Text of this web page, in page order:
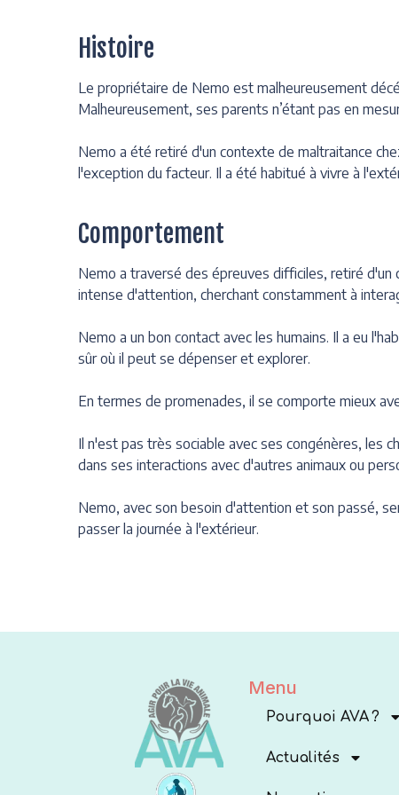
Histoire
Le propriétaire de Nemo est malheureusement
Malheureusement, ses parents n’étant pas en
Nemo a été retiré d'un contexte de maltraitance
l'exception du facteur. Il a été habitué à vivre à
Comportement
Nemo a traversé des épreuves difficiles, retiré d'un
intense d'attention, cherchant constamment à
Nemo a un bon contact avec les humains. Il a eu
sûr où il peut se dépenser et explorer.
En termes de promenades, il se comporte mieux
Il n'est pas très sociable avec ses congénères, les
dans ses interactions avec d'autres animaux ou
Nemo, avec son besoin d'attention et son passé,
passer la journée à l'extérieur.
Menu
Pourquoi AVA ?
Actualités